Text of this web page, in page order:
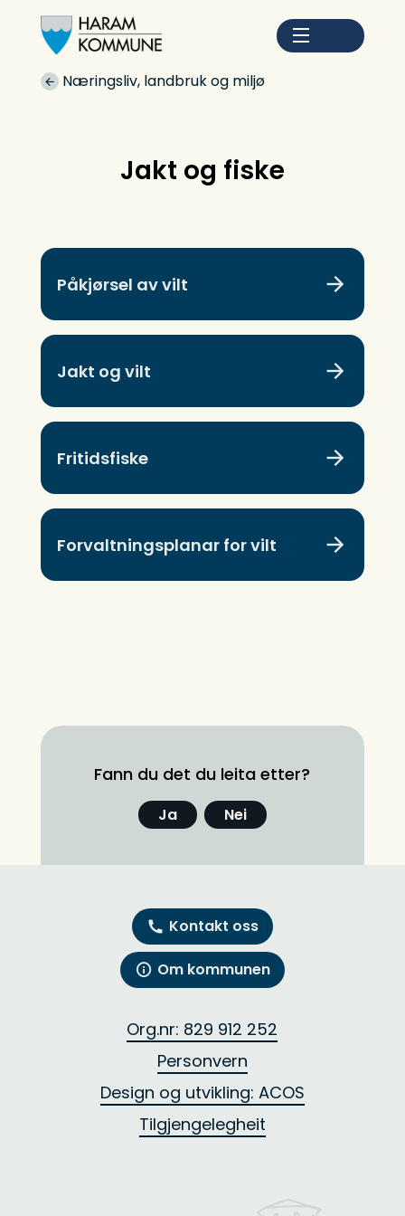
Du er her:
Næringsliv, landbruk og miljø
Jakt og fiske
Påkjørsel av vilt
Jakt og vilt
Fritidsfiske
Forvaltningsplanar for vilt
Fann du det du leita etter?
Ja Nei
Kontakt oss
Om kommunen
Org.nr: 829 912 252
Personvern
Design og utvikling: ACOS
Tilgjengelegheit